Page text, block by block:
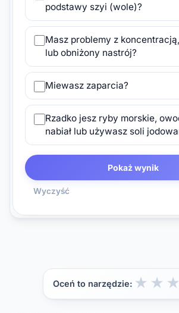
podstawy szyi (wole)?
Masz problemy z
lub obniżony nastrój?
Miewasz zaparcia?
Rzadko jesz ryby morskie,
nabiał lub używasz soli
Pokaż wynik
Wyczyść
Oceń to narzędzie: ★
★
★